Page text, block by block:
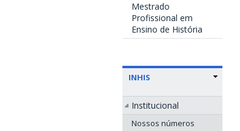
Mestrado
Profissional em
Ensino de História
INHIS
Institucional
Nossos números